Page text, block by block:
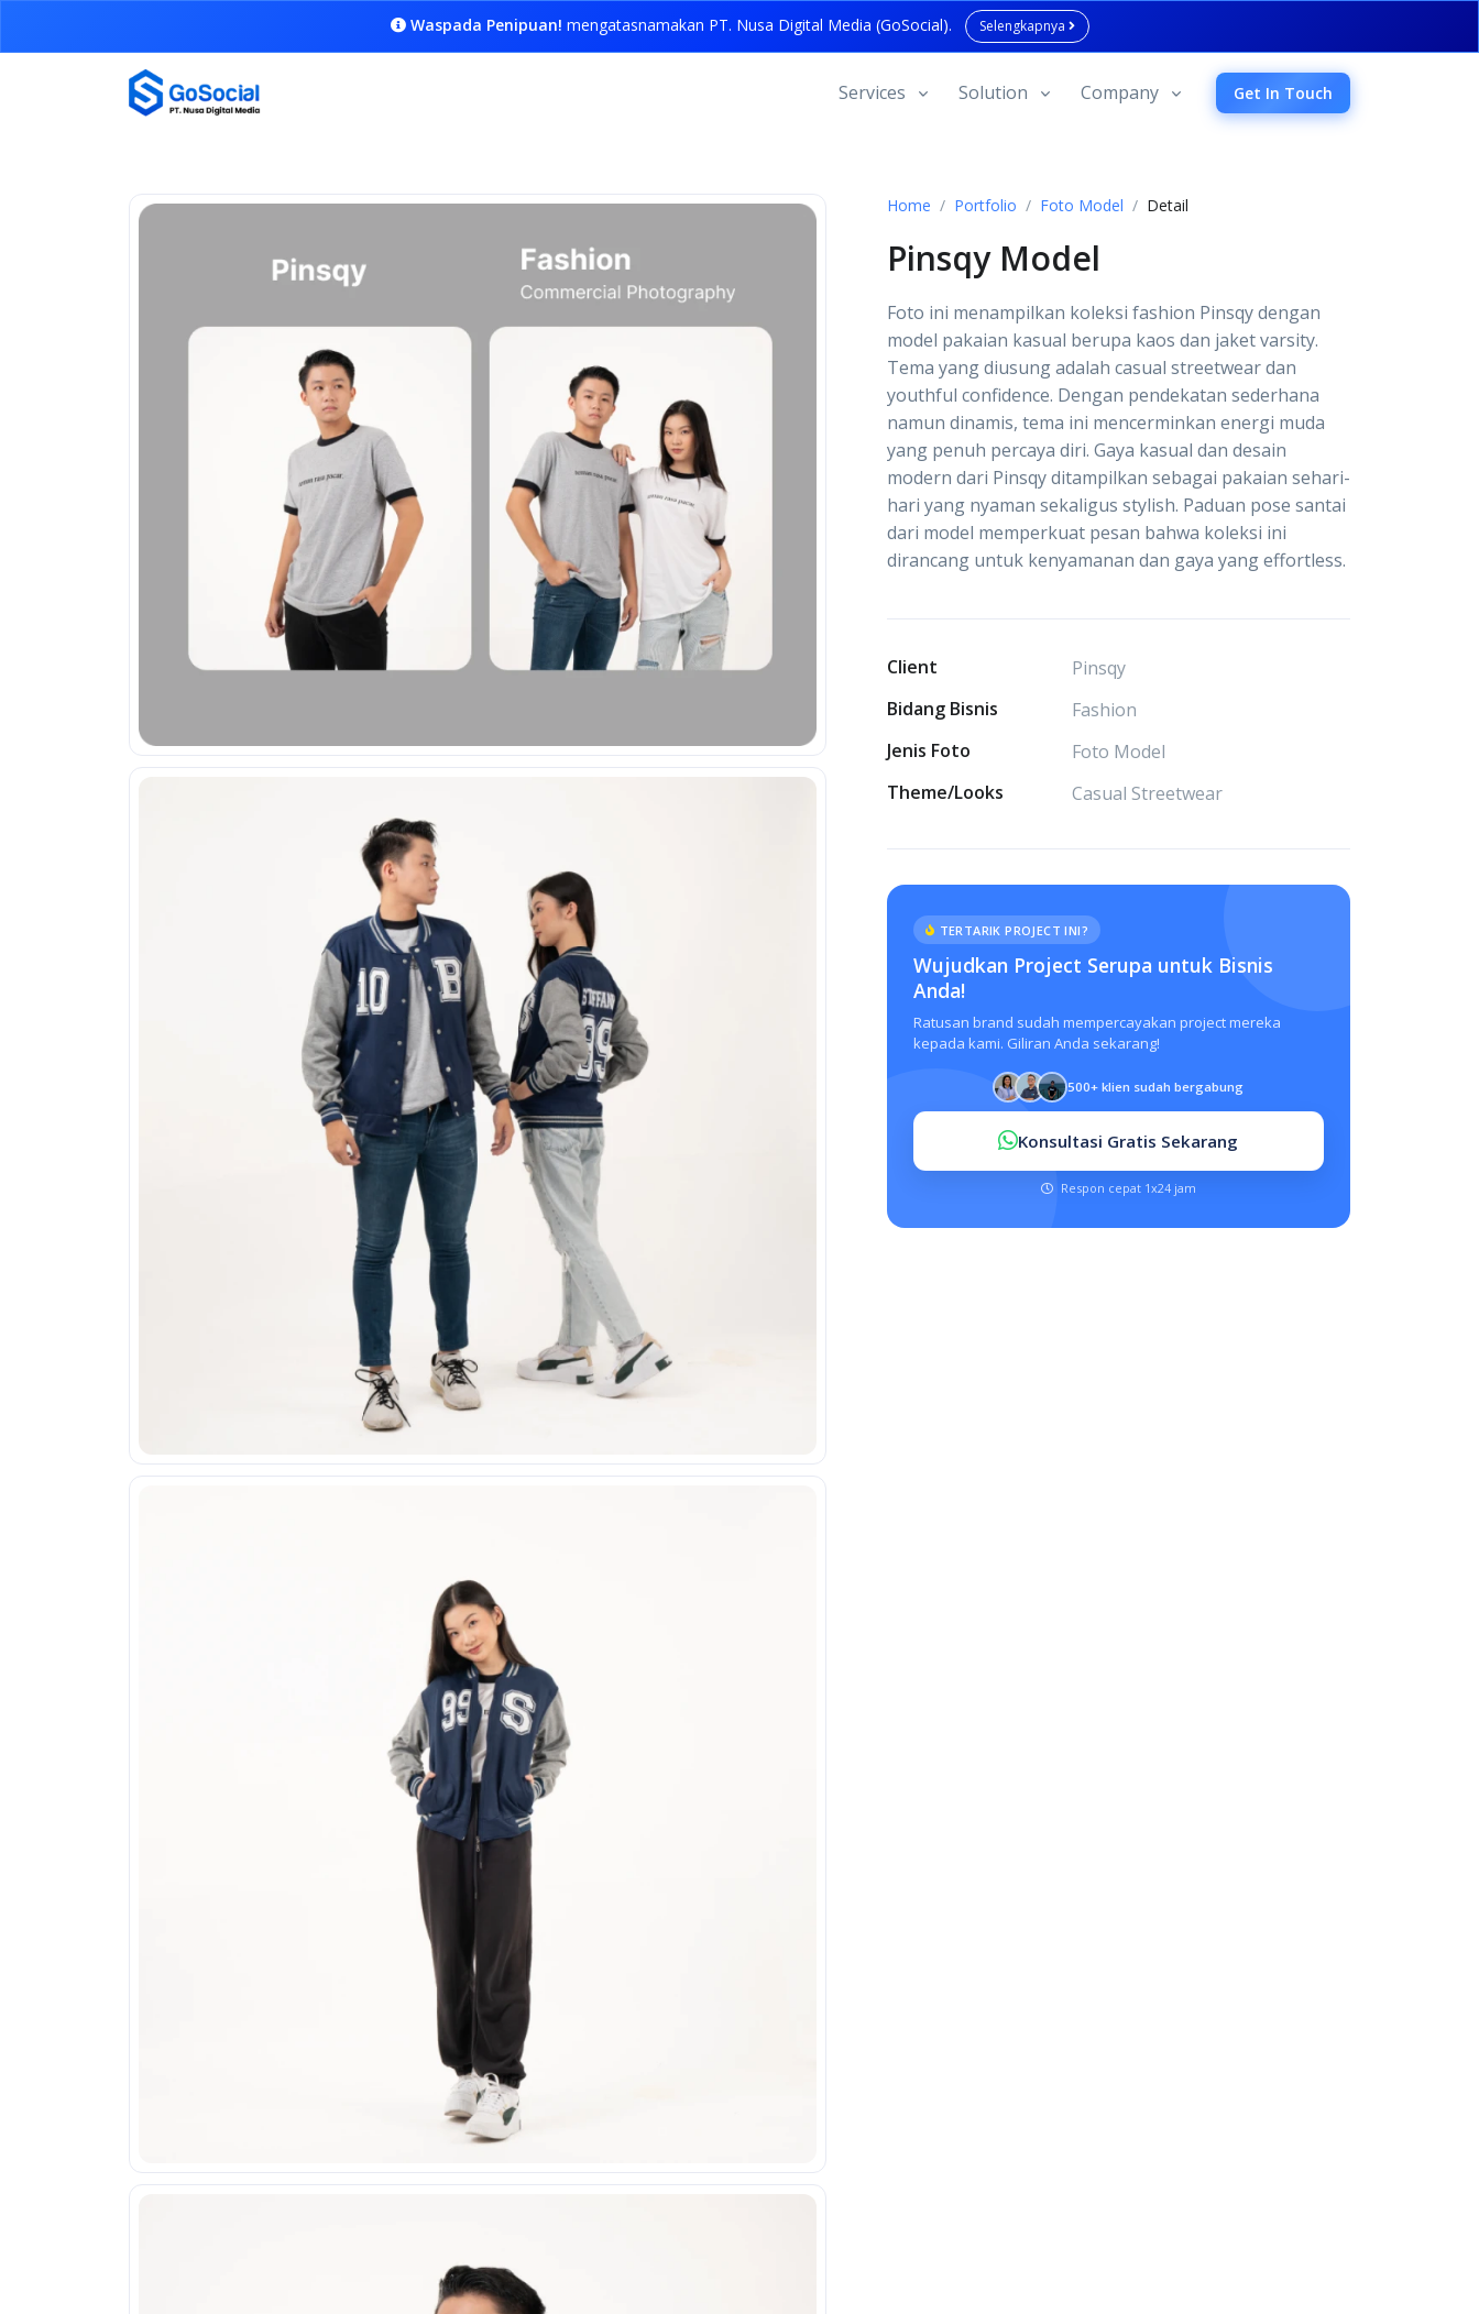
Waspada Penipuan! mengatasnamakan PT. Nusa Digital Media (GoSocial). Selengkapnya
Services Solution Company Get In Touch
Home Portfolio Foto Model Detail
Pinsqy Model
Foto ini menampilkan koleksi fashion Pinsqy dengan
model pakaian kasual berupa kaos dan jaket varsity.
Tema yang diusung adalah casual streetwear dan
youthful confidence. Dengan pendekatan sederhana
namun dinamis, tema ini mencerminkan energi muda
yang penuh percaya diri. Gaya kasual dan desain
modern dari Pinsqy ditampilkan sebagai pakaian sehari-
hari yang nyaman sekaligus stylish. Paduan pose santai
dari model memperkuat pesan bahwa koleksi ini
dirancang untuk kenyamanan dan gaya yang effortless.
Client
Pinsqy
Bidang Bisnis
Fashion
Jenis Foto
Foto Model
Theme/Looks
Casual Streetwear
TERTARIK PROJECT INI?
Wujudkan Project Serupa untuk Bisnis
Anda!
Ratusan brand sudah mempercayakan project mereka
kepada kami. Giliran Anda sekarang!
500+ klien sudah bergabung
Konsultasi Gratis Sekarang
Respon cepat 1x24 jam